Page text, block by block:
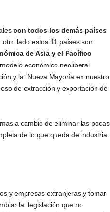
con todos los demás países
lado estos 11 países son
de Asia y el Pacífico
económico neoliberal
y la Nueva Mayoría en nuestro
de extracción y exportación de
a cambio de eliminar las pocas
de lo que queda de industria
y empresas extranjeras y tomar
la legislación que no